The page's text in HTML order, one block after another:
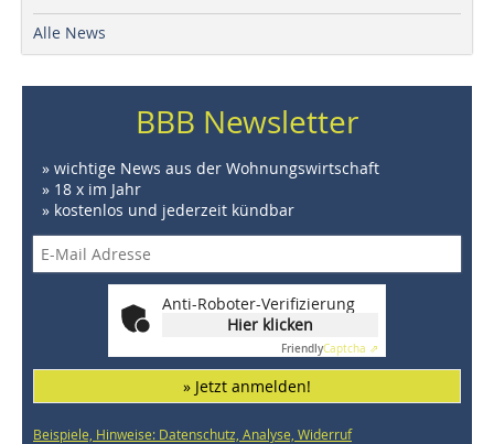
Alle News
BBB Newsletter
» wichtige News aus der Wohnungswirtschaft
» 18 x im Jahr
» kostenlos und jederzeit kündbar
Anti-Roboter-Verifizierung
Hier klicken
FriendlyCaptcha ⇗
» Jetzt anmelden!
Beispiele, Hinweise: Datenschutz, Analyse, Widerruf